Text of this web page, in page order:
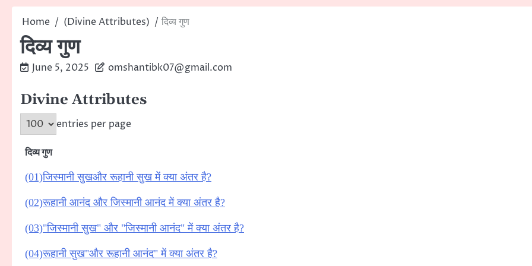
Home (Divine Attributes) दिव्य गुण
दिव्य गुण
June 5, 2025 omshantibk07@gmail.com
Divine Attributes
entries per page
दिव्य गुण
(01)जिस्मानी सुखऔर रूहानी सुख में क्या अंतर है?
(02)रूहानी आनंद और जिस्मानी आनंद में क्या अंतर है?
(03)"जिस्मानी सुख" और "जिस्मानी आनंद" में क्या अंतर है?
(04)रूहानी सुख"और रूहानी आनंद" में क्या अंतर है?